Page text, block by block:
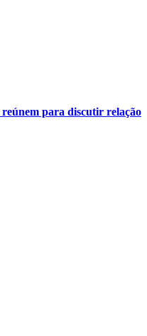
para discutir relação